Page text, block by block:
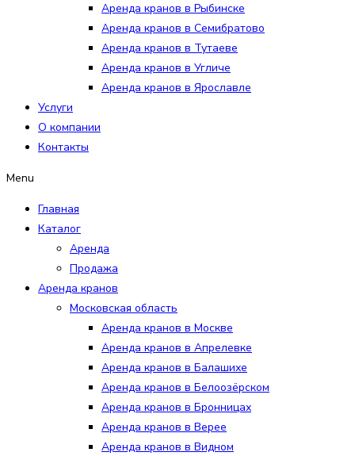
Аренда кранов в Рыбинске
Аренда кранов в Семибратово
Аренда кранов в Тутаеве
Аренда кранов в Угличе
Аренда кранов в Ярославле
Услуги
О компании
Контакты
Menu
Главная
Каталог
Аренда
Продажа
Аренда кранов
Московская область
Аренда кранов в Москве
Аренда кранов в Апрелевке
Аренда кранов в Балашихе
Аренда кранов в Белоозёрском
Аренда кранов в Бронницах
Аренда кранов в Верее
Аренда кранов в Видном